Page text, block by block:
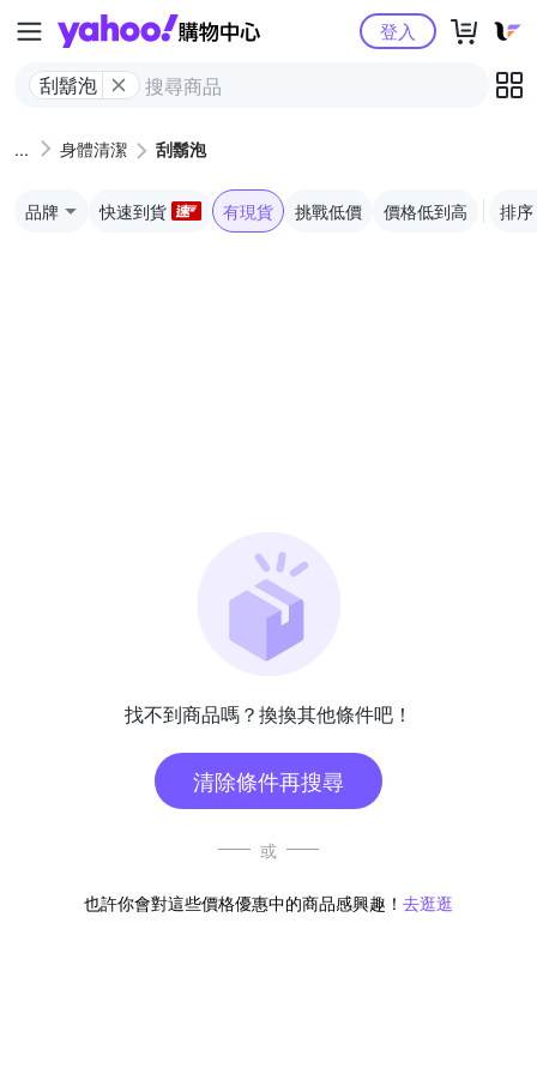
Yahoo購物中心
刮鬍泡
登入
身體清潔 刮鬍泡
品牌 快速到貨 有現貨 挑戰低價 價格低到高 排序
找不到商品嗎？換換其他條件吧！
清除條件再搜尋
或
也許你會對這些價格優惠中的商品感興趣！ 去逛逛